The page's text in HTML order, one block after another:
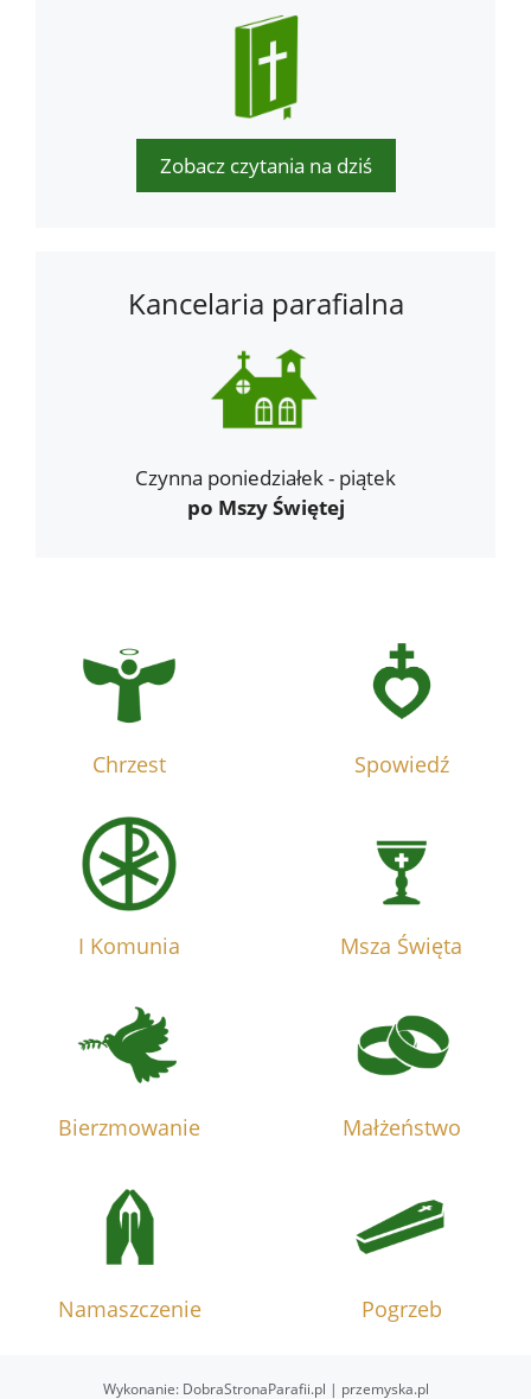
Zobacz czytania na dziś
Kancelaria parafialna
Czynna poniedziałek - piątek
po Mszy Świętej
Chrzest Spowiedź
I Komunia Msza Święta
Bierzmowanie Małżeństwo
Namaszczenie Pogrzeb
Wykonanie: DobraStronaParafii.pl | przemyska.pl